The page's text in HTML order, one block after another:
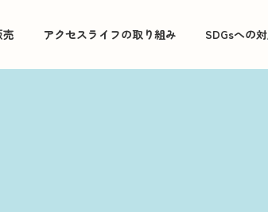
アクセスライフの取り組み SDGsへの